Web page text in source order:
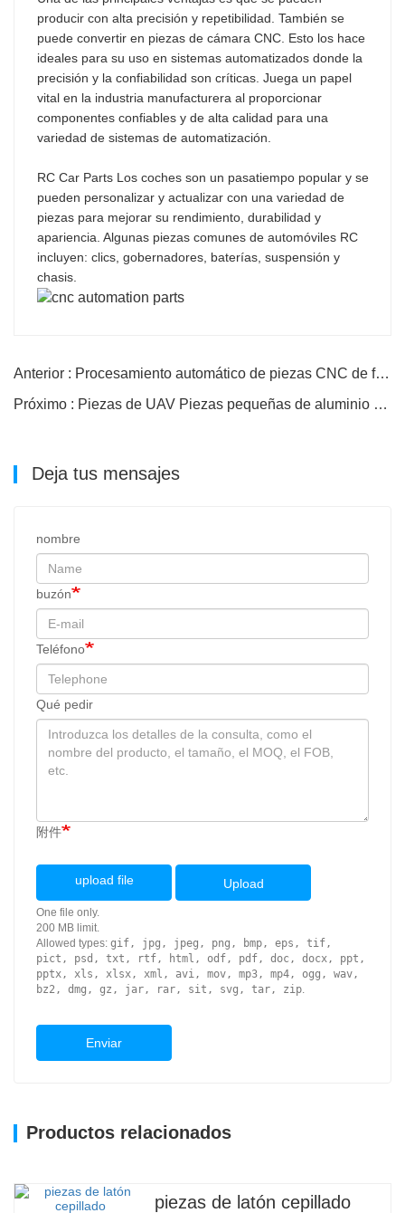
producir con alta precisión y repetibilidad. También se
puede convertir en piezas de cámara CNC. Esto los hace
ideales para su uso en sistemas automatizados donde la
precisión y la confiabilidad son críticas. Juega un papel
vital en la industria manufacturera al proporcionar
componentes confiables y de alta calidad para una
variedad de sistemas de automatización.
RC Car Parts Los coches son un pasatiempo popular y se
pueden personalizar y actualizar con una variedad de
piezas para mejorar su rendimiento, durabilidad y
apariencia. Algunas piezas comunes de automóviles RC
incluyen: clics, gobernadores, baterías, suspensión y
chasis.
Anterior : Procesamiento automático de piezas CNC de fabricantes de origen
Próximo : Piezas de UAV Piezas pequeñas de aluminio Piezas de mecanizado CNC
Deja tus mensajes
nombre
buzón
Teléfono
Qué pedir
附件
upload file Upload
One file only.
200 MB limit.
Allowed types: gif, jpg, jpeg, png, bmp, eps, tif,
pict, psd, txt, rtf, html, odf, pdf, doc, docx, ppt,
pptx, xls, xlsx, xml, avi, mov, mp3, mp4, ogg, wav,
bz2, dmg, gz, jar, rar, sit, svg, tar, zip
Enviar
Productos relacionados
piezas de latón cepillado